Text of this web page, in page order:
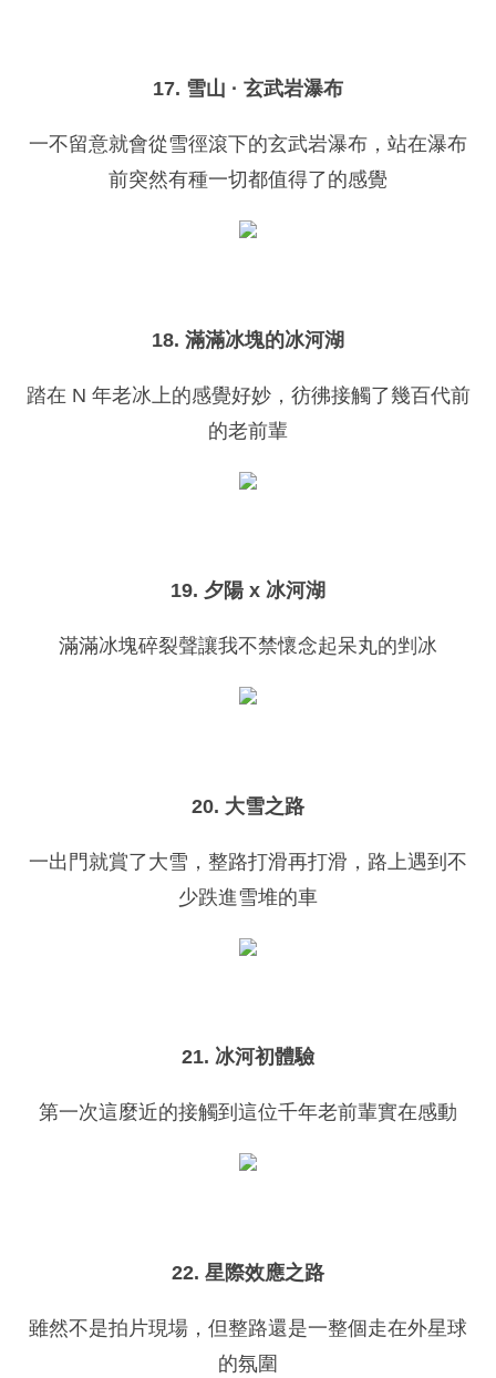
17. 雪山 · 玄武岩瀑布
一不留意就會從雪徑滾下的玄武岩瀑布，站在瀑布
前突然有種一切都值得了的感覺
18. 滿滿冰塊的冰河湖
踏在 N 年老冰上的感覺好妙，彷彿接觸了幾百代前
的老前輩
19. 夕陽 x 冰河湖
滿滿冰塊碎裂聲讓我不禁懷念起呆丸的剉冰
20. 大雪之路
一出門就賞了大雪，整路打滑再打滑，路上遇到不
少跌進雪堆的車
21. 冰河初體驗
第一次這麼近的接觸到這位千年老前輩實在感動
22. 星際效應之路
雖然不是拍片現場，但整路還是一整個走在外星球
的氛圍